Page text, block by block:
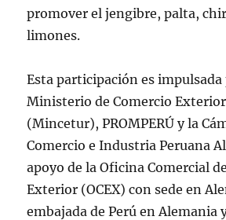
promover el jengibre, palta,
limones.
Esta participación es impulsada
Ministerio de Comercio
(Mincetur), PROMPERÚ y la
Comercio e Industria Peruana
apoyo de la Oficina Comercial
Exterior (OCEX) con sede en
embajada de Perú en Alemania